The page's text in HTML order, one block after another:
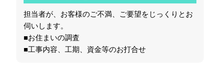
担当者が、お客様のご不満、ご要望をじっくりとお
伺いします。
■お住まいの調査
■工事内容、工期、資金等のお打合せ